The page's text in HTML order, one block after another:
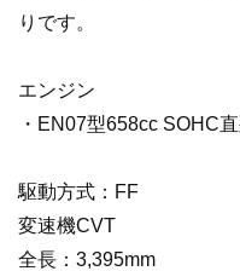
りです。
エンジン
・EN07型658cc SOHC
駆動方式：FF
変速機CVT
全長：3,395mm